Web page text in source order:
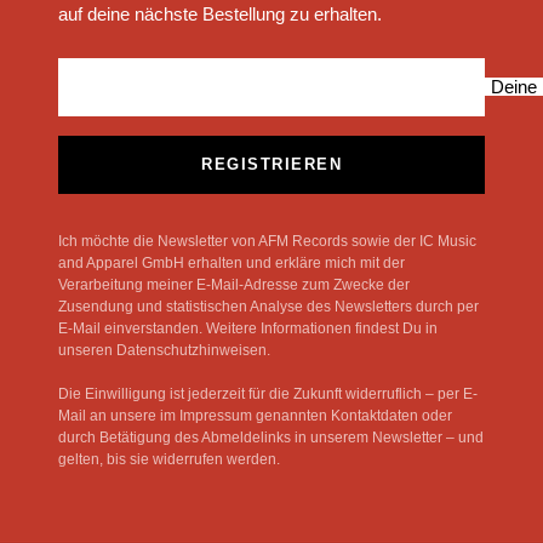
auf deine nächste Bestellung zu erhalten.
Deine
REGISTRIEREN
Ich möchte die Newsletter von AFM Records sowie der IC Music
and Apparel GmbH erhalten und erkläre mich mit der
Verarbeitung meiner E-Mail-Adresse zum Zwecke der
Zusendung und statistischen Analyse des Newsletters durch per
E-Mail einverstanden. Weitere Informationen findest Du in
unseren Datenschutzhinweisen.
Die Einwilligung ist jederzeit für die Zukunft widerruflich – per E-
Mail an unsere im Impressum genannten Kontaktdaten oder
durch Betätigung des Abmeldelinks in unserem Newsletter – und
gelten, bis sie widerrufen werden.